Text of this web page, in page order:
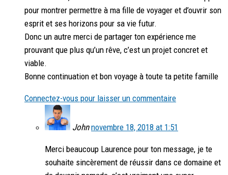
pour montrer permettre à ma fille de voyager et d’ouvrir son
esprit et ses horizons pour sa vie futur.
Donc un autre merci de partager ton expérience me
prouvant que plus qu’un rêve, c’est un projet concret et
viable.
Bonne continuation et bon voyage à toute ta petite famille
Connectez-vous pour laisser un commentaire
John novembre 18, 2018 at 1:51
Merci beaucoup Laurence pour ton message, je te
souhaite sincèrement de réussir dans ce domaine et